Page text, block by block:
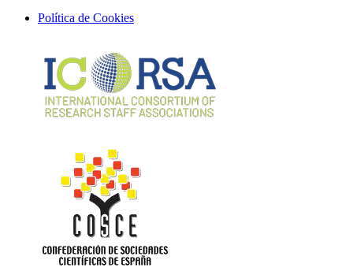
Política de Cookies